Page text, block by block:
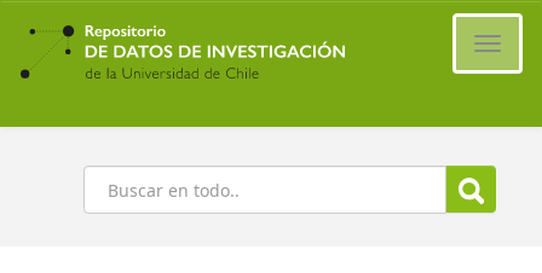
Ir
contenido
principal
Buscar